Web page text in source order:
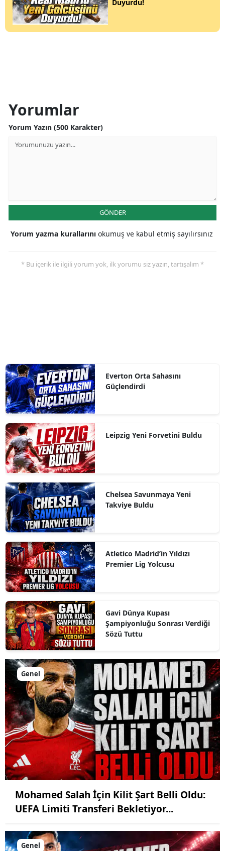
Duyurdu!
Yorumlar
Yorum Yazın (500 Karakter)
GÖNDER
Yorum yazma kurallarını okumuş ve kabul etmiş sayılırsınız
* Bu içerik ile ilgili yorum yok, ilk yorumu siz yazın, tartışalım *
Everton Orta Sahasını
Güçlendirdi
Leipzig Yeni Forvetini Buldu
Chelsea Savunmaya Yeni
Takviye Buldu
Atletico Madrid’in Yıldızı
Premier Lig Yolcusu
Gavi Dünya Kupası
Şampiyonluğu Sonrası Verdiği
Sözü Tuttu
Genel
Mohamed Salah İçin Kilit Şart Belli Oldu:
UEFA Limiti Transferi Bekletiyor...
Genel